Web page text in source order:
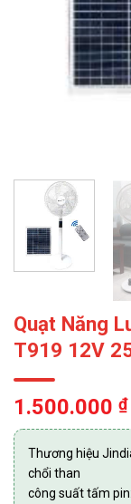
Quạt Năng
T919 12V
1.500.000 ₫
Thương hiệu
chổi than
công suất tấm